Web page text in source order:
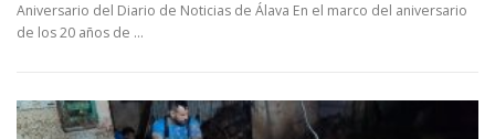
Aniversario del Diario de Noticias de Álava En el marco del aniversario
de los 20 años de …